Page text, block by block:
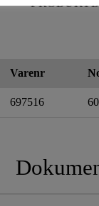
Varenr
697516